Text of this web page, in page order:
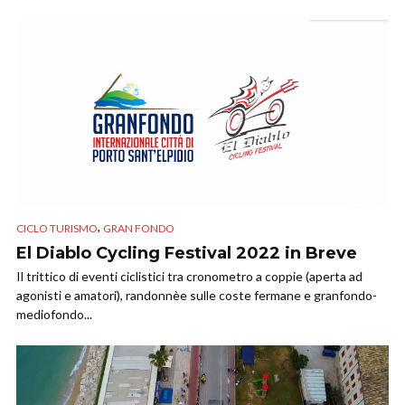
CICLO TURISMO, GRAN FONDO
El Diablo Cycling Festival 2022 in Breve
Il trittico di eventi ciclistici tra cronometro a coppie (aperta ad
agonisti e amatori), randonnèe sulle coste fermane e granfondo-
mediofondo...